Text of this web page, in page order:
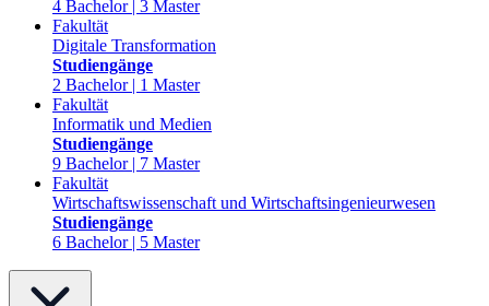
4 Bachelor | 3 Master
Fakultät
Digitale Transformation
Studiengänge
2 Bachelor | 1 Master
Fakultät
Informatik und Medien
Studiengänge
9 Bachelor | 7 Master
Fakultät
Wirtschaftswissenschaft und Wirtschaftsingenieurwesen
Studiengänge
6 Bachelor | 5 Master